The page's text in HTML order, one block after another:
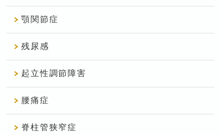
顎関節症
残尿感
起立性調節障害
腰痛症
脊柱管狭窄症